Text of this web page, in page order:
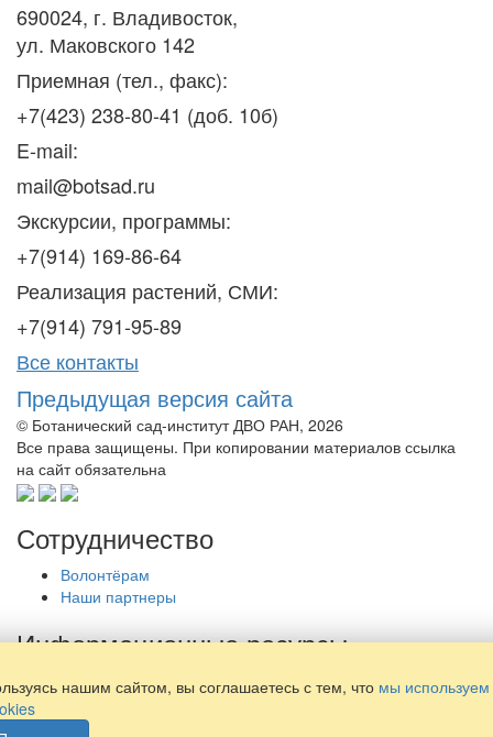
690024, г. Владивосток,
ул. Маковского 142
Приемная (тел., факс):
+7(423) 238-80-41 (доб. 10б)
E-mail:
mail@botsad.ru
Экскурсии, программы:
+7(914) 169-86-64
Реализация растений, СМИ:
+7(914) 791-95-89
Все контакты
Предыдущая версия сайта
© Ботанический сад-институт ДВО РАН, 2026
Все права защищены. При копировании материалов ссылка
на сайт обязательна
Сотрудничество
Волонтёрам
Наши партнеры
Информационные ресурсы
Библиотека
Наши издания
нашим сайтом, вы соглашаетесь с тем, что мы используем